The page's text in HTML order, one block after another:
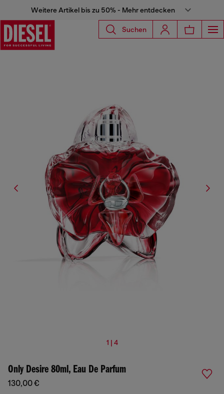
Weitere Artikel bis zu 50% - Mehr entdecken
Suchen
1 | 4
Only Desire 80ml, Eau De Parfum
130,00 €